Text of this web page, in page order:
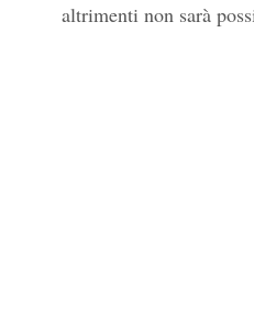
altrimenti non sarà